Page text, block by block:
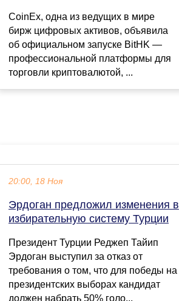
CoinEx, одна из ведущих в мире
бирж цифровых активов, объявила
об официальном запуске BitHK —
профессиональной платформы для
торговли криптовалютой, ...
20:00, 18 Ноя
Эрдоган предложил изменения в
избирательную систему Турции
Президент Турции Реджеп Тайип
Эрдоган выступил за отказ от
требования о том, что для победы на
президентских выборах кандидат
должен набрать 50% голо...